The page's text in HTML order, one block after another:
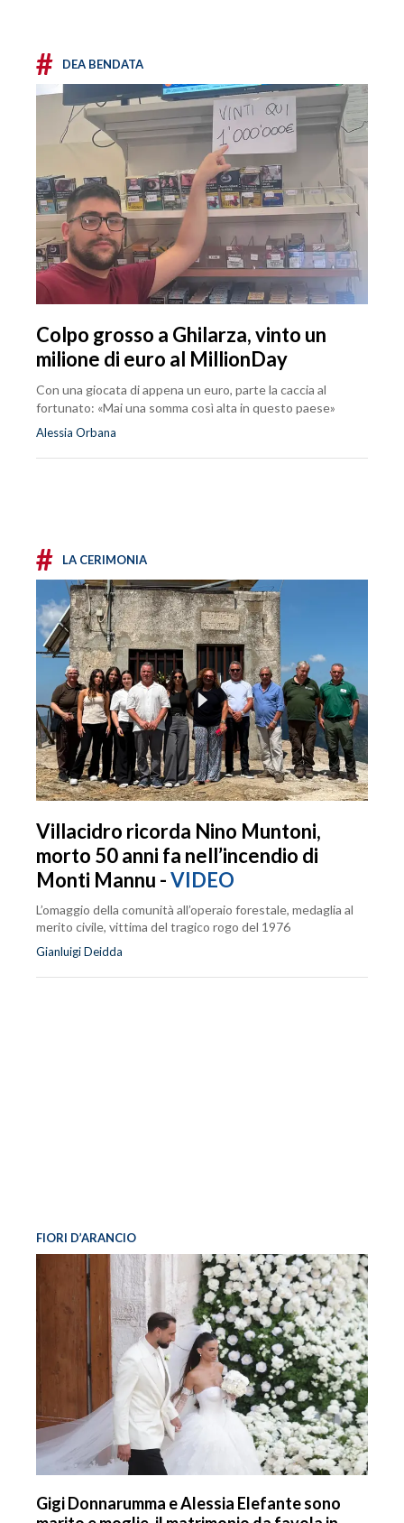
# DEA BENDATA
Colpo grosso a Ghilarza, vinto un
milione di euro al MillionDay
Con una giocata di appena un euro, parte la caccia al
fortunato: «Mai una somma così alta in questo paese»
Alessia Orbana
# LA CERIMONIA
Villacidro ricorda Nino Muntoni,
morto 50 anni fa nell’incendio di
Monti Mannu -VIDEO
L’omaggio della comunità all’operaio forestale, medaglia al
merito civile, vittima del tragico rogo del 1976
Gianluigi Deidda
FIORI D’ARANCIO
Gigi Donnarumma e Alessia Elefante sono